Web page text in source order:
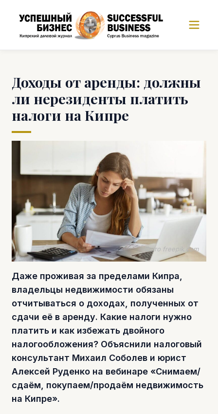
Доходы от аренды: должны
ли нерезиденты платить
налоги на Кипре
Фото freepik.com
Даже проживая за пределами Кипра,
владельцы недвижимости обязаны
отчитываться о доходах, полученных от
сдачи её в аренду. Какие налоги нужно
платить и как избежать двойного
налогообложения? Объяснили налоговый
консультант Михаил Соболев и юрист
Алексей Руденко на вебинаре «Снимаем/
сдаём, покупаем/продаём недвижимость
на Кипре».